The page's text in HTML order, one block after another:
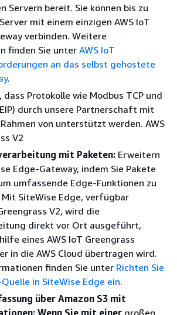
Servern bereit. Sie können bis zu
mit einem einzigen AWS IoT
verbinden. Weitere
finden Sie unter AWS IoT
an das selbst gehostete
.
dass Protokolle wie Modbus TCP und
durch unsere Partnerschaft mit
von unterstützt werden. AWS
V2
mit Paketen: Erweitern
Edge-Gateway, indem Sie Pakete
umfassende Edge-Funktionen zu
SiteWise Edge, verfügbar
V2, wird die
direkt vor Ort ausgeführt,
eines AWS IoT Greengrass
in die AWS Cloud übertragen wird.
finden Sie unter Richten Sie
Quelle in SiteWise Edge ein.
über Amazon S3 mit
Wenn Sie mit einer großen